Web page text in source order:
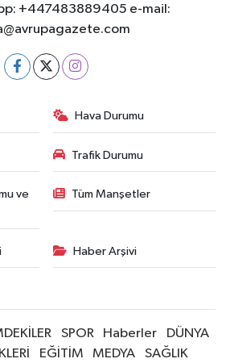
+447483889405 e-mail:
Hava Durumu
Trafik Durumu
ve
Tüm Manşetler
Haber Arşivi
SPOR Haberler
DÜNYA
EĞİTİM MEDYA SAĞLIK